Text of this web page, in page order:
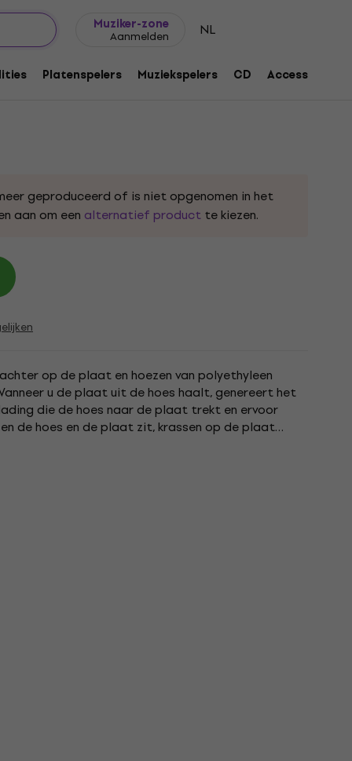
Muziker-zone
Aanmelden NL
Platenspelers Muziekspelers CD Accessoires
LP-hoezen 50
geproduceerd of is niet opgenomen in het
aan om een alternatief product te kiezen.
op de plaat en hoezen van polyethyleen
u de plaat uit de hoes haalt, genereert het
die de hoes naar de plaat trekt en ervoor
de hoes en de plaat zit, krassen op de plaat